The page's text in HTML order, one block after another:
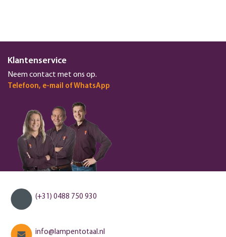
Klantenservice
Neem contact met ons op.
Telefoon, e-mail of WhatsApp
(+31) 0488 750 930
info@lampentotaal.nl